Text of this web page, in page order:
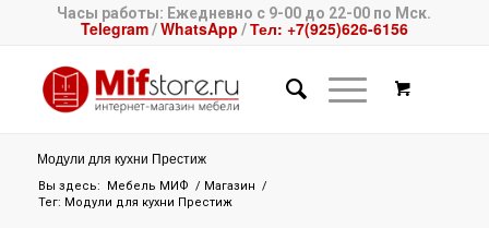
Часы работы: Ежедневно с 9-00 до 22-00 по Мск.
Telegram/WhatsApp /Тел: +7(925)626-6156
Модули для кухни Престиж
Вы здесь: Мебель МИФ / Магазин /
Тег: Модули для кухни Престиж